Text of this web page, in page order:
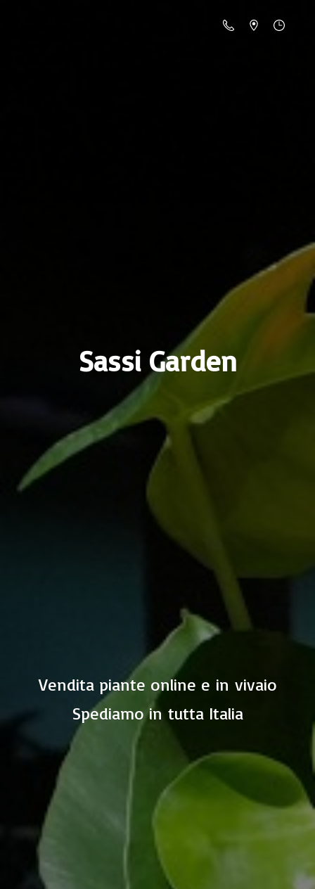
Sassi Garden
Vendita piante online e in vivaio
Spediamo in tutta Italia